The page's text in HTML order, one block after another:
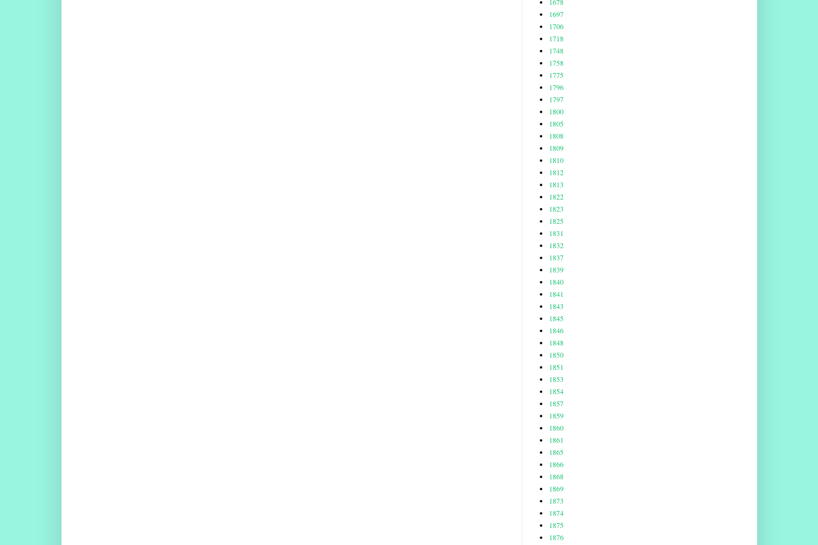
1697
1706
1718
1748
1758
1775
1796
1797
1800
1805
1808
1809
1810
1812
1813
1822
1823
1825
1831
1832
1837
1839
1840
1841
1843
1845
1846
1848
1850
1851
1853
1854
1857
1859
1860
1861
1865
1866
1868
1869
1873
1874
1875
1876